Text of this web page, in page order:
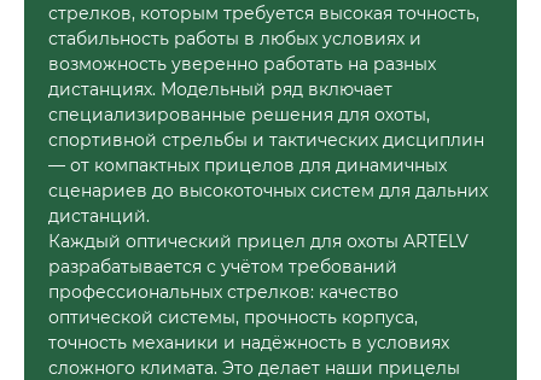
стрелков, которым требуется высокая точность,
стабильность работы в любых условиях и
возможность уверенно работать на разных
дистанциях. Модельный ряд включает
специализированные решения для охоты,
спортивной стрельбы и тактических дисциплин
— от компактных прицелов для динамичных
сценариев до высокоточных систем для дальних
дистанций.
Каждый оптический прицел для охоты ARTELV
разрабатывается с учётом требований
профессиональных стрелков: качество
оптической системы, прочность корпуса,
точность механики и надёжность в условиях
сложного климата. Это делает наши прицелы